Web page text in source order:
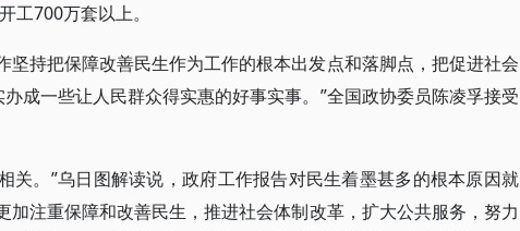
工700万套以上。
坚持把保障改善民生作为工作的根本出发点和落脚点，把促进社会
成一些让人民群众得实惠的好事实事。”全国政协委员陈凌孚接受
关。”乌日图解读说，政府工作报告对民生着墨甚多的根本原因就
加注重保障和改善民生，推进社会体制改革，扩大公共服务，努力